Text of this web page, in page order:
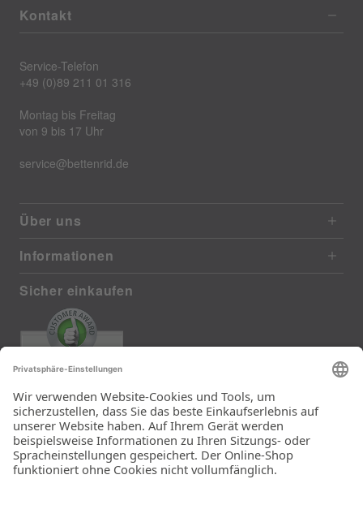
Kontakt
Service-Telefon
+49 (0)89 211 01 316
Montag bis Freitag
von 9 bis 17 Uhr
service@bettenrid.de
Über uns
Informationen
Sicher einkaufen
385 reviews from real customers
(last 12 months)
Total: 11283
Die Auswahl und die
Einfachheit der
Bestellung.